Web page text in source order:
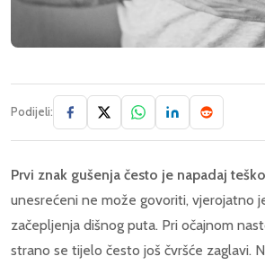
Podijeli:
Prvi znak gušenja često je napadaj
unesrećeni ne može govoriti, vjerojatno
začepljenja dišnog puta. Pri očajnom
strano se tijelo često još čvršće zaglavi.